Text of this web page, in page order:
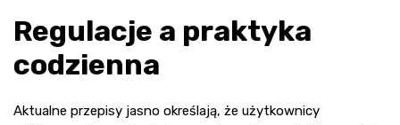
Regulacje a praktyka
codzienna
Aktualne przepisy jasno określają, że użytkownicy